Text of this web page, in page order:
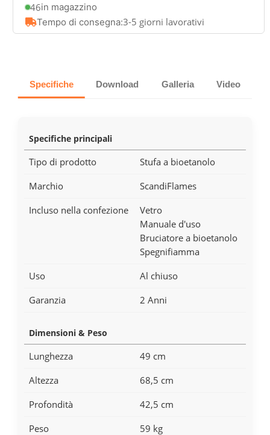
46in magazzino
Tempo di consegna:3-5 giorni lavorativi
Specifiche Download Galleria Video
Specifiche principali
Tipo di prodotto
Stufa a bioetanolo
Marchio
ScandiFlames
Incluso nella confezione
Vetro
Manuale d'uso
Bruciatore a bioetanolo
Spegnifiamma
Uso
Al chiuso
Garanzia
2 Anni
Dimensioni & Peso
Lunghezza
49 cm
Altezza
68,5 cm
Profondità
42,5 cm
Peso
59 kg